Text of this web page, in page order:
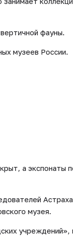
фауны.
музеев России.
а экспонаты
музея.
учреждений»,